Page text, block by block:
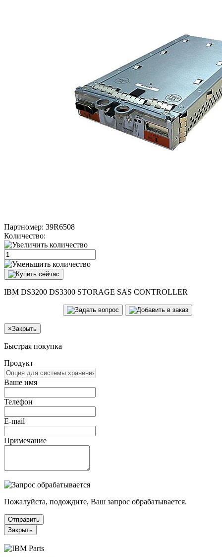
Партномер: 39R6508
Количество:
IBM DS3200 DS3300 STORAGE SAS CONTROLLER
×Закрыть
Быстрая покупка
Продукт
Ваше имя
Телефон
E-mail
Примечание
Пожалуйста, подождите, Ваш запрос обрабатывается.
Отправить
Закрыть